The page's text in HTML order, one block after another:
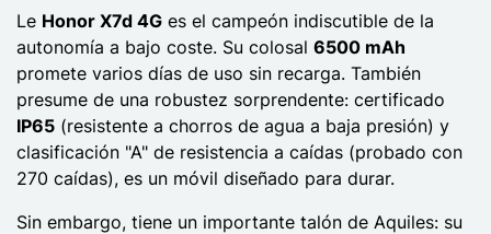
Le Honor X7d 4G es el campeón indiscutible de la
autonomía a bajo coste. Su colosal 6500 mAh
promete varios días de uso sin recarga. También
presume de una robustez sorprendente: certificado
IP65 (resistente a chorros de agua a baja presión) y
clasificación "A" de resistencia a caídas (probado con
270 caídas), es un móvil diseñado para durar.
Sin embargo, tiene un importante talón de Aquiles: su